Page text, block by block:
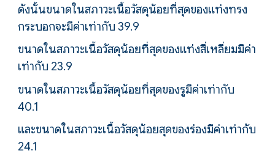
ดังนั้นขนาดในสภาวะเนื้อวัสดุน้อยที่สุดของแท่งทรง
กระบอกจะมีค่าเท่ากับ 39.9
ขนาดในสภาวะเนื้อวัสดุน้อยที่สุดของแท่งสี่เหลี่ยมมีค่า
เท่ากับ 23.9
ขนาดในสภาวะเนื้อวัสดุน้อยที่สุดของรูมีค่าเท่ากับ
40.1
และขนาดในสภาวะเนื้อวัสดุน้อยสุดของร่องมีค่าเท่ากับ
24.1